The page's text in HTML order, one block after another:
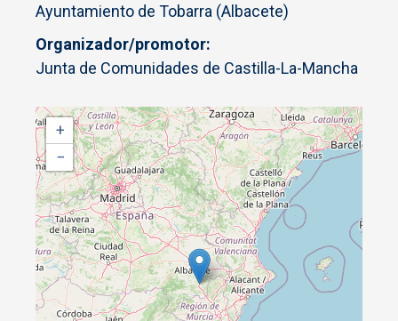
Ayuntamiento de Tobarra (Albacete)
Organizador/promotor
Junta de Comunidades de Castilla-La-Mancha
+
−